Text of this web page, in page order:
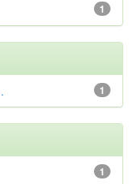
1
1
1